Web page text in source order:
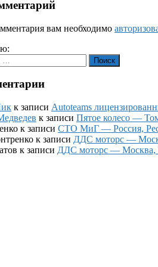
вам необходимо
Поиск
к записи Autoteams
к записи Пятое колесо —
к записи СТО МиГ — Россия,
к записи ДДС моторс —
к записи ДДС моторс — Москва,